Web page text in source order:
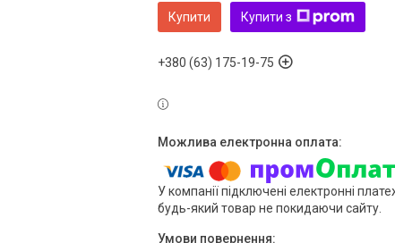
Купити Купити з
+380 (63) 175-19-75
У компанії підключені електронні
будь-який товар не покидаючи сайту.